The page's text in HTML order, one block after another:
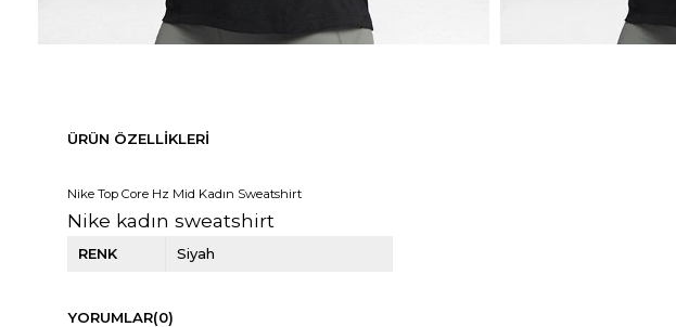
ÜRÜN ÖZELLIKLERI
Nike Top Core Hz Mid Kadın Sweatshirt
Nike kadın sweatshirt
RENK Siyah
YORUMLAR(0)